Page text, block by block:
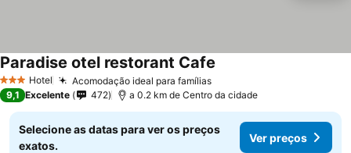
3 EstrelasHotel Acomodação ideal para famíliasVer preços
Paradise otel restorant Cafe
9,1 Excelente 472 a 0.2 km de Centro da cidade
Selecione as datas para ver os preços
exatos.
Ver preços